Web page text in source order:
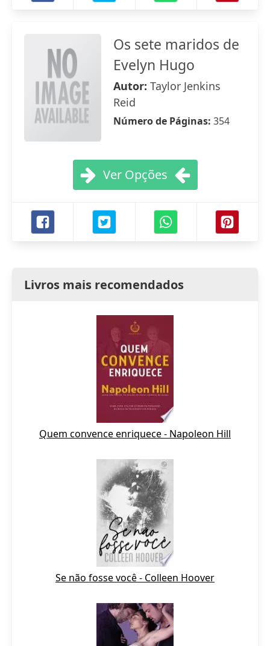
Os sete maridos de
Evelyn Hugo
Autor: Taylor Jenkins
Reid
Número de Páginas: 354
Ver Opções
Livros mais recomendados
Quem convence enriquece - Napoleon Hill
Se não fosse você - Colleen Hoover